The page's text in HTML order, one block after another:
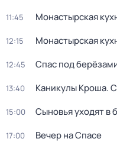
11:45 Монастырская
12:15 Монастырская
12:45 Спас под
13:40 Каникулы Кроша.
15:00 Сыновья уходят в
17:00 Вечер на Спасе